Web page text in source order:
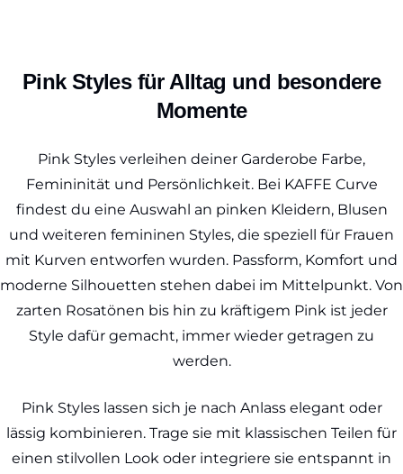
Pink Styles für Alltag und besondere
Momente
Pink Styles verleihen deiner Garderobe Farbe,
Femininität und Persönlichkeit. Bei KAFFE Curve
findest du eine Auswahl an pinken Kleidern, Blusen
und weiteren femininen Styles, die speziell für Frauen
mit Kurven entworfen wurden. Passform, Komfort und
moderne Silhouetten stehen dabei im Mittelpunkt. Von
zarten Rosatönen bis hin zu kräftigem Pink ist jeder
Style dafür gemacht, immer wieder getragen zu
werden.
Pink Styles lassen sich je nach Anlass elegant oder
lässig kombinieren. Trage sie mit klassischen Teilen für
einen stilvollen Look oder integriere sie entspannt in